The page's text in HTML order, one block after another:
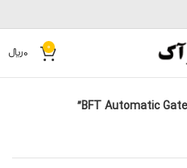
0
0﷼